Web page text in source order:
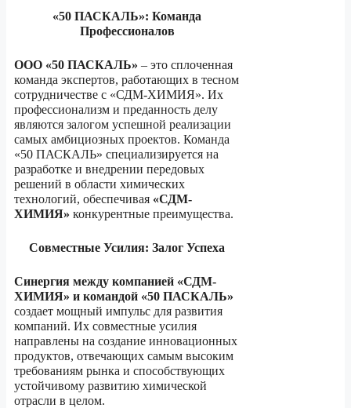
«50 ПАСКАЛЬ»: Команда
Профессионалов
ООО «50 ПАСКАЛЬ» – это сплоченная
команда экспертов, работающих в тесном
сотрудничестве с «СДМ-ХИМИЯ». Их
профессионализм и преданность делу
являются залогом успешной реализации
самых амбициозных проектов. Команда
«50 ПАСКАЛЬ» специализируется на
разработке и внедрении передовых
решений в области химических
технологий, обеспечивая «СДМ-
ХИМИЯ» конкурентные преимущества.
Совместные Усилия: Залог Успеха
Синергия между компанией «СДМ-
ХИМИЯ» и командой «50 ПАСКАЛЬ»
создает мощный импульс для развития
компаний. Их совместные усилия
направлены на создание инновационных
продуктов, отвечающих самым высоким
требованиям рынка и способствующих
устойчивому развитию химической
отрасли в целом.